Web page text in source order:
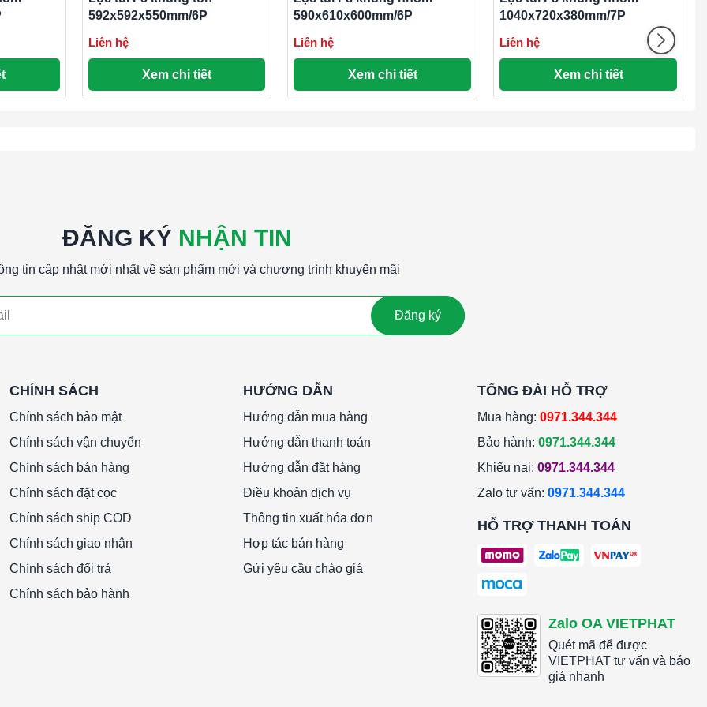
592x592x550mm/6P
Liên hệ
Xem chi tiết
590x610x600mm/6P
Liên hệ
Xem chi tiết
1040x720x380mm/7P
Liên hệ
Xem chi tiết
ĐĂNG KÝ NHẬN TIN
tin cập nhật mới nhất về sản phẩm mới và chương trình khuyến mãi
Đăng ký
CHÍNH SÁCH
Chính sách bảo mật
Chính sách vận chuyển
Chính sách bán hàng
Chính sách đặt cọc
Chính sách ship COD
Chính sách giao nhận
Chính sách đổi trả
Chính sách bảo hành
HƯỚNG DẪN
Hướng dẫn mua hàng
Hướng dẫn thanh toán
Hướng dẫn đặt hàng
Điều khoản dịch vụ
Thông tin xuất hóa đơn
Hợp tác bán hàng
Gửi yêu cầu chào giá
TỔNG ĐÀI HỖ TRỢ
Mua hàng: 0971.344.344
Bảo hành: 0971.344.344
Khiếu nại: 0971.344.344
Zalo tư vấn: 0971.344.344
HỖ TRỢ THANH TOÁN
Zalo OA VIETPHAT
Quét mã để được
VIETPHAT tư vấn và báo
giá nhanh